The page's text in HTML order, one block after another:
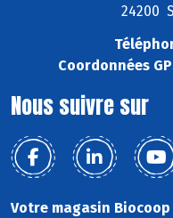
24200
Coordonnées
Nous suivre sur
Votre magasin